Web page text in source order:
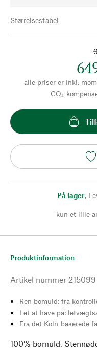
Størrelsestabel
alle priser er inkl.
CO₂-
På lager,
kun et lille
Produktinformation
Artikel nummer 215099
Ren bomuld: fra
Let at have på:
Fra det Köln-baserede
100% bomuld.